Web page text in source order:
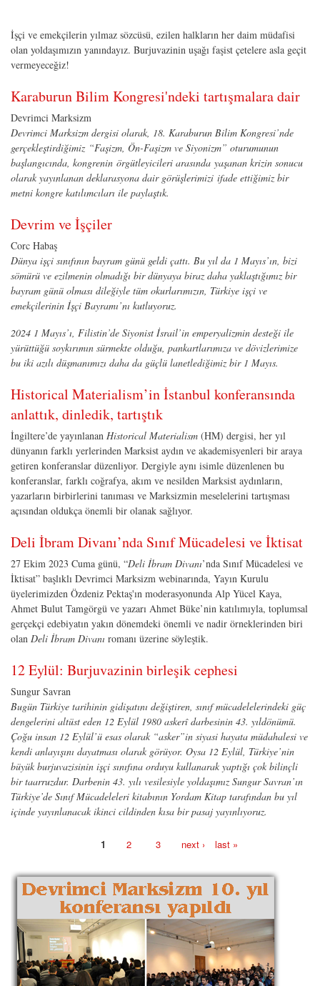
İşçi ve emekçilerin yılmaz sözcüsü, ezilen halkların her daim müdafisi
olan yoldaşımızın yanındayız. Burjuvazinin uşağı faşist çetelere asla geçit
vermeyeceğiz!
Karaburun Bilim Kongresi'ndeki tartışmalara dair
Devrimci Marksizm
Devrimci Marksizm dergisi olarak, 18. Karaburun Bilim Kongresi’nde
gerçekleştirdiğimiz “Faşizm, Ön-Faşizm ve Siyonizm” oturumunun
başlangıcında, kongrenin örgütleyicileri arasında yaşanan krizin sonucu
olarak yayınlanan deklarasyona dair görüşlerimizi ifade ettiğimiz bir
metni kongre katılımcıları ile paylaştık.
Devrim ve İşçiler
Corc Habaş
Dünya işçi sınıfının bayram günü geldi çattı. Bu yıl da 1 Mayıs’ın, bizi
sömürü ve ezilmenin olmadığı bir dünyaya biraz daha yaklaştığımız bir
bayram günü olması dileğiyle tüm okurlarımızın, Türkiye işçi ve
emekçilerinin İşçi Bayramı’nı kutluyoruz.
2024 1 Mayıs’ı, Filistin’de Siyonist İsrail’in emperyalizmin desteği ile
yürüttüğü soykırımın sürmekte olduğu, pankartlarımıza ve dövizlerimize
bu iki azılı düşmanımızı daha da güçlü lanetlediğimiz bir 1 Mayıs.
Historical Materialism’in İstanbul konferansında
anlattık, dinledik, tartıştık
İngiltere’de yayınlanan Historical Materialism (HM) dergisi, her yıl
dünyanın farklı yerlerinden Marksist aydın ve akademisyenleri bir araya
getiren konferanslar düzenliyor. Dergiyle aynı isimle düzenlenen bu
konferanslar, farklı coğrafya, akım ve nesilden Marksist aydınların,
yazarların birbirlerini tanıması ve Marksizmin meselelerini tartışması
açısından oldukça önemli bir olanak sağlıyor.
Deli İbram Divanı’nda Sınıf Mücadelesi ve İktisat
27 Ekim 2023 Cuma günü, “Deli İbram Divanı’nda Sınıf Mücadelesi ve
İktisat” başlıklı Devrimci Marksizm webinarında, Yayın Kurulu
üyelerimizden Özdeniz Pektaş'ın moderasyonunda Alp Yücel Kaya,
Ahmet Bulut Tamgörgü ve yazarı Ahmet Büke’nin katılımıyla, toplumsal
gerçekçi edebiyatın yakın dönemdeki önemli ve nadir örneklerinden biri
olan Deli İbram Divanı romanı üzerine söyleştik.
12 Eylül: Burjuvazinin birleşik cephesi
Sungur Savran
Bugün Türkiye tarihinin gidişatını değiştiren, sınıf mücadelelerindeki güç
dengelerini altüst eden 12 Eylül 1980 askerî darbesinin 43. yıldönümü.
Çoğu insan 12 Eylül’ü esas olarak “asker”in siyasi hayata müdahalesi ve
kendi anlayışını dayatması olarak görüyor. Oysa 12 Eylül, Türkiye’nin
büyük burjuvazisinin işçi sınıfına orduyu kullanarak yaptığı çok bilinçli
bir taarruzdur. Darbenin 43. yılı vesilesiyle yoldaşımız Sungur Savran’ın
Türkiye’de Sınıf Mücadeleleri kitabının Yordam Kitap tarafından bu yıl
içinde yayınlanacak ikinci cildinden kısa bir pasaj yayınlıyoruz.
1 2 3 next › last »